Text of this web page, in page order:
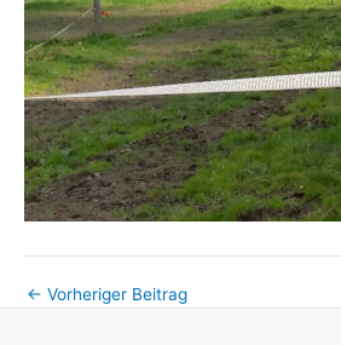
← Vorheriger Beitrag